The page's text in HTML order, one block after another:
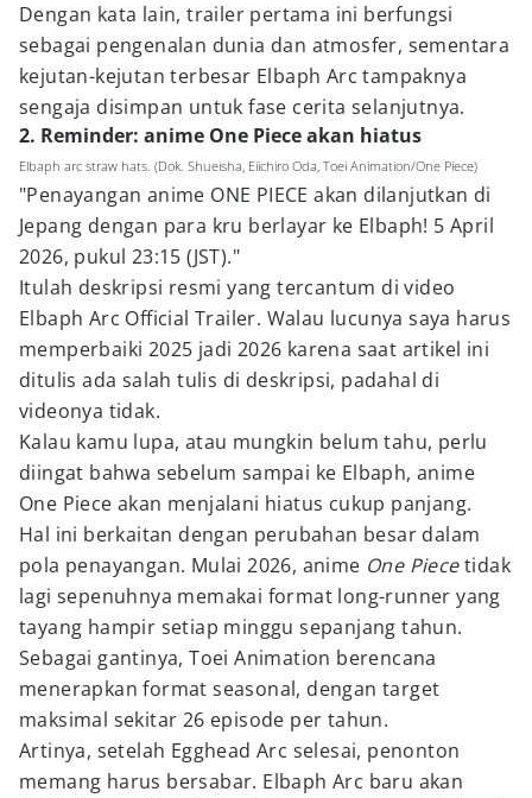
Dengan kata lain, trailer pertama ini berfungsi
sebagai pengenalan dunia dan atmosfer, sementara
kejutan-kejutan terbesar Elbaph Arc tampaknya
sengaja disimpan untuk fase cerita selanjutnya.
2. Reminder: anime One Piece akan hiatus
Elbaph arc straw hats. (Dok. Shueisha, Eiichiro Oda, Toei Animation/One Piece)
"Penayangan anime ONE PIECE akan dilanjutkan di
Jepang dengan para kru berlayar ke Elbaph! 5 April
2026, pukul 23:15 (JST)."
Itulah deskripsi resmi yang tercantum di video
Elbaph Arc Official Trailer. Walau lucunya saya harus
memperbaiki 2025 jadi 2026 karena saat artikel ini
ditulis ada salah tulis di deskripsi, padahal di
videonya tidak.
Kalau kamu lupa, atau mungkin belum tahu, perlu
diingat bahwa sebelum sampai ke Elbaph, anime
One Piece akan menjalani hiatus cukup panjang.
Hal ini berkaitan dengan perubahan besar dalam
pola penayangan. Mulai 2026, anime One Piecetidak
lagi sepenuhnya memakai format long-runner yang
tayang hampir setiap minggu sepanjang tahun.
Sebagai gantinya, Toei Animation berencana
menerapkan format seasonal, dengan target
maksimal sekitar 26 episode per tahun.
Artinya, setelah Egghead Arc selesai, penonton
memang harus bersabar. Elbaph Arc baru akan